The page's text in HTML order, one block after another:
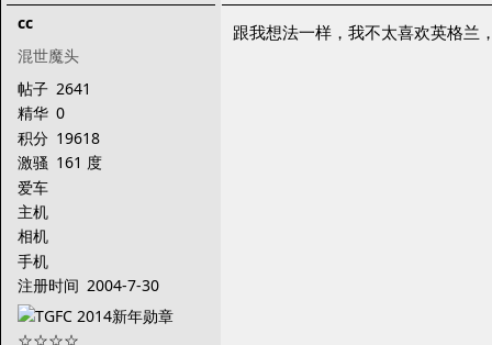
cc
混世魔头
帖子 2641
精华 0
积分 19618
激骚 161 度
爱车
主机
相机
手机
注册时间 2004-7-30
跟我想法一样，我不太喜欢英格兰